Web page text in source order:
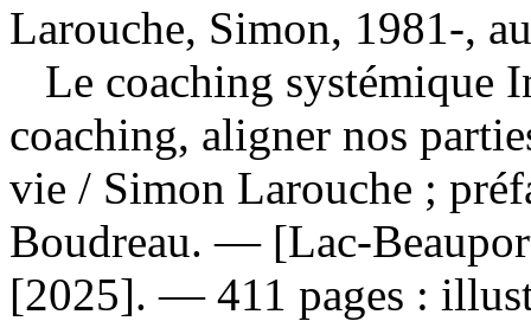
Larouche, Simon, 1981-,
Le coaching systémique
coaching, aligner nos
vie / Simon Larouche ;
Boudreau. — [Lac-
[2025]. — 411 pages :